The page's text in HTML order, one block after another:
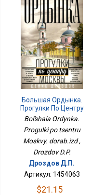
Большая Ордынка.
Прогулки По Центру
Москвы. Дораб.изд
Bol'shaia Ordynka.
Progulki po tsentru
Moskvy. dorab.izd ,
Drozdov D.P.
Дроздов Д.П.
Артикул: 1454063
$21.15